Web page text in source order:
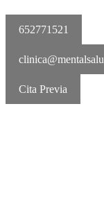
652771521
Cita Previa